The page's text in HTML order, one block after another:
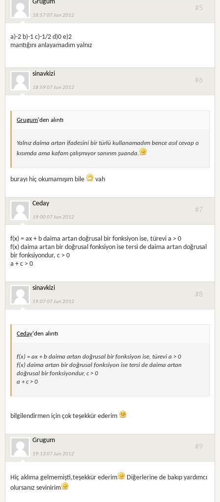
Grugum
18:57 07 Jun 2012
#5
a)-2 b)-1 c)-1/2 d)0 e)2
mantığını anlayamadım yalnız
sinavkizi
18:59 07 Jun 2012
#6
Grugum'den alıntı
Yalnız daima artan ifadesini bir türlü kullanamadım bence asıl cevap o
kısımda ama kafam çalışmıyor sanırım şuanda.
burayı hiç okumamışım bile vah
Ceday
19:00 07 Jun 2012
#7
f(x) = ax + b daima artan doğrusal bir fonksiyon ise, türevi a > 0
f(x) daima artan bir doğrusal fonksiyon ise tersi de daima artan doğrusal
bir fonksiyondur, c > 0
a + c > 0
sinavkizi
19:07 07 Jun 2012
#8
Ceday'den alıntı
f(x) = ax + b daima artan doğrusal bir fonksiyon ise, türevi a > 0
f(x) daima artan bir doğrusal fonksiyon ise tersi de daima artan
doğrusal bir fonksiyondur, c > 0
a + c > 0
bilgilendirmen için çok teşekkür ederim
Grugum
19:13 07 Jun 2012
#9
Hiç aklıma gelmemişti,teşekkür ederim
Diğerlerine de bakıp yardımcı
olursanız sevinirim